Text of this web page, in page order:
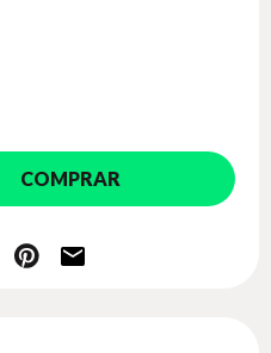
COMPRAR